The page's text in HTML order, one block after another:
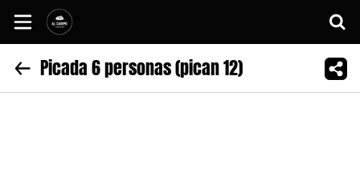
Inicio
Picada 6 personas (pican 12)